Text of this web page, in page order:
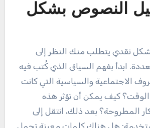
النصوص بشكل
نقدي يتطلب منك النظر إلى
ابدأ بفهم السياق الذي كُتب فيه
الاجتماعية والسياسية التي كانت
كيف يمكن أن تؤثر هذه
المطروحة؟ بعد ذلك، انتقل إلى